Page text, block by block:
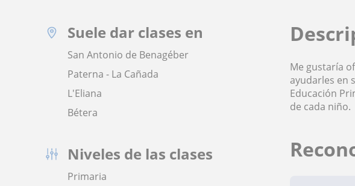
Suele dar clases en
San Antonio de Benagéber
Paterna - La Cañada
L'Eliana
Bétera
Niveles de las clases
Primaria
Me gustaría
ayudarles en
Educación
de cada niño.